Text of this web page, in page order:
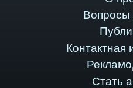
Вопросы
Стать